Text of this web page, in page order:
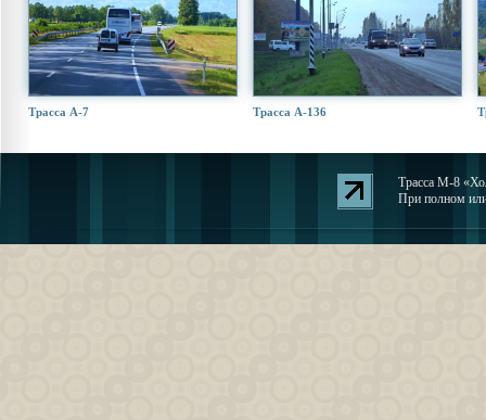
Трасса А-7 Трасса А-136
Трасса М-8
При полном или